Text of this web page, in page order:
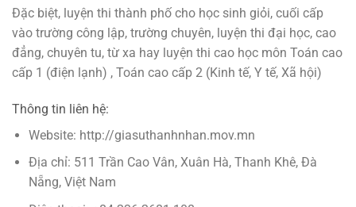
Đặc biệt, luyện thi thành phố cho học sinh giỏi, cuối cấp
vào trường công lập, trường chuyên, luyện thi đại học, cao
đẳng, chuyên tu, từ xa hay luyện thi cao học môn Toán cao
cấp 1 (điện lạnh) , Toán cao cấp 2 (Kinh tế, Y tế, Xã hội)
Thông tin liên hệ:
Website: http://giasuthanhnhan.mov.mn
Địa chỉ: 511 Trần Cao Vân, Xuân Hà, Thanh Khê, Đà
Nẵng, Việt Nam